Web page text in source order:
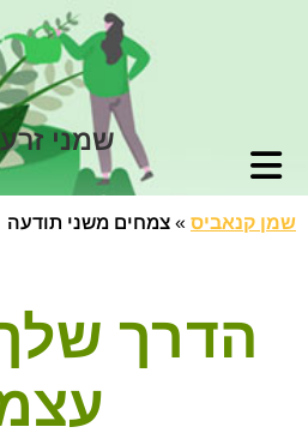
שמני
שמן קנאביס » צמחים משני תודעה
הדרך שלך